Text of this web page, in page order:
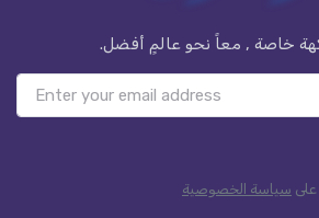
خاصة , معاً نحو عالمٍ أفضل.
على سياسة الخصوصية